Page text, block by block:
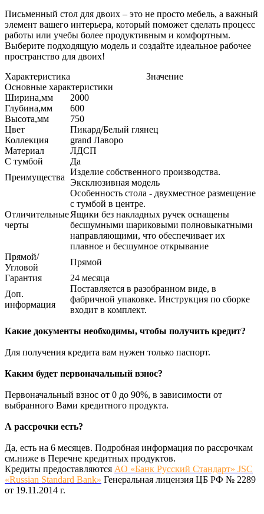
Письменный стол для двоих – это не просто мебель, а важный
элемент вашего интерьера, который поможет сделать процесс
работы или учебы более продуктивным и комфортным.
Выберите подходящую модель и создайте идеальное рабочее
пространство для двоих!
Характеристика
Значение
Основные характеристики
Ширина,мм
2000
Глубина,мм
600
Высота,мм
750
Цвет
Пикард/Белый глянец
Коллекция
grand Лаворо
Материал
ЛДСП
С тумбой
Да
Преимущества
Изделие собственного производства.
Эксклюзивная модель
Отличительные
черты
Особенность стола - двухместное размещение
с тумбой в центре.
Ящики без накладных ручек оснащены
бесшумными шариковыми полновыкатными
направляющими, что обеспечивает их
плавное и бесшумное открывание
Прямой/
Угловой
Прямой
Гарантия
24 месяца
Доп.
информация
Поставляется в разобранном виде, в
фабричной упаковке. Инструкция по сборке
входит в комплект.
Какие документы необходимы, чтобы получить кредит?
Для получения кредита вам нужен только паспорт.
Каким будет первоначальный взнос?
Первоначальный взнос от 0 до 90%, в зависимости от
выбранного Вами кредитного продукта.
А рассрочки есть?
Да, есть на 6 месяцев. Подробная информация по рассрочкам
см.ниже в Перечне кредитных продуктов.
Кредиты предоставляются АО «Банк Русский Стандарт» JSC
«Russian Standard Bank» Генеральная лицензия ЦБ РФ № 2289
от 19.11.2014 г.